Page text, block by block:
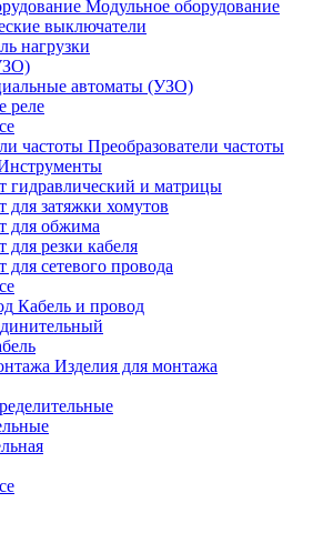
Модульное оборудование
выключатели
нагрузки
автоматы (УЗО)
реле
Преобразователи частоты
гидравлический и матрицы
для затяжки хомутов
для обжима
для резки кабеля
для сетевого провода
Кабель и провод
Изделия для монтажа